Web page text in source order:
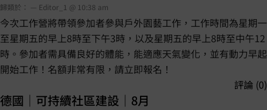
歸類於： — Editor_1 @ 10:38 am
今次工作營將帶領參加者參與戶外園藝工作，工作時間為星期一
至星期五的早上8時至下午3時，以及星期五的早上8時至中午12
時。參加者需具備良好的體能，能適應天氣變化，並有動力早起
開始工作！名額非常有限，請立即報名！
評論 (0)
德國｜可持續社區建設｜8月